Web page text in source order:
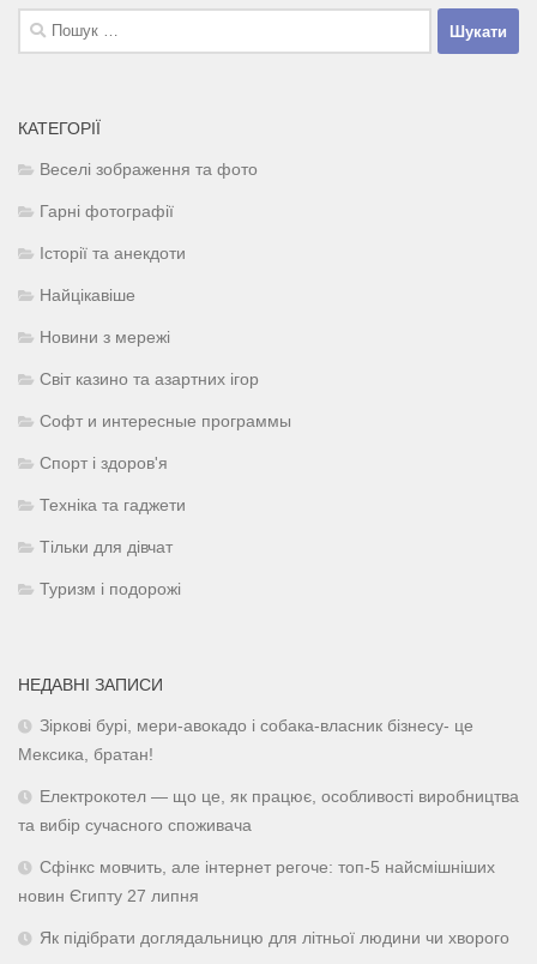
Пошук:
КАТЕГОРІЇ
Веселі зображення та фото
Гарні фотографії
Історії та анекдоти
Найцікавіше
Новини з мережі
Світ казино та азартних ігор
Софт и интересные программы
Спорт і здоров'я
Техніка та гаджети
Тільки для дівчат
Туризм і подорожі
НЕДАВНІ ЗАПИСИ
Зіркові бурі, мери-авокадо і собака-власник бізнесу- це
Мексика, братан!
Електрокотел — що це, як працює, особливості виробництва
та вибір сучасного споживача
Сфінкс мовчить, але інтернет регоче: топ-5 найсмішніших
новин Єгипту 27 липня
Як підібрати доглядальницю для літньої людини чи хворого